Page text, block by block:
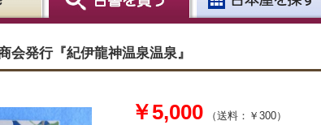
会発行『紀伊龍神温泉温泉』
￥5,000 （送料：￥300）